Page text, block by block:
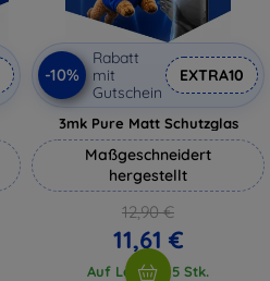
-10%
Rabatt
mit
Gutschein
EXTRA10
3mk Pure Matt Schutzglas
Maßgeschneidert
hergestellt
12,90 €
11,61 €
Auf Lager > 5 Stk.